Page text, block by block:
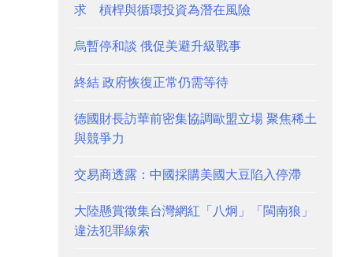
求 槓桿與循環投資為潛在風險
烏暫停和談 俄促美避升級戰事
終結 政府恢復正常仍需等待
德國財長訪華前密集協調歐盟立場 聚焦稀土
與競爭力
交易商透露：中國採購美國大豆陷入停滯
大陸懸賞徵集台灣網紅「八炯」「閩南狼」
違法犯罪線索